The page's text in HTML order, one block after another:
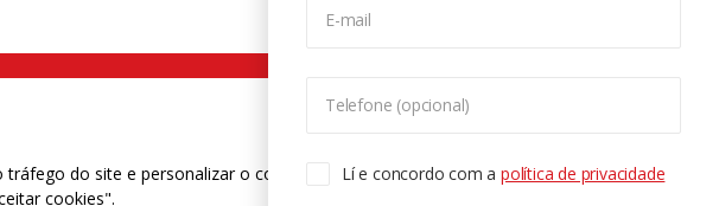
E-mail
Telefone (opcional)
Lí e concordo com apolítica de privacidade
(11) 2108 9310
do site e personalizar o conteúdo. Para saber mais
cookies".